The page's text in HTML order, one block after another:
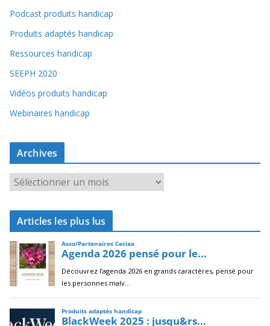
Podcast produits handicap
Produits adaptés handicap
Ressources handicap
SEEPH 2020
Vidéos produits handicap
Webinaires handicap
Archives
r
c
i
v
e
s
Articles les plus lus